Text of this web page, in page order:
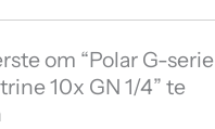
om “Polar G-serie
10x GN 1/4” te